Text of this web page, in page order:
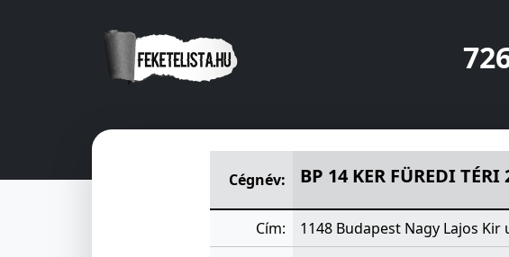
Cégnév:
BP 14 KER FÜREDI
Cím:
1148 Budapest Nagy Lajos Kir